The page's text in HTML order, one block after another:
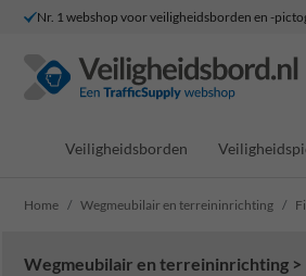
Nr. 1 webshop voor veiligheidsborden en -
Veiligheidsborden
Home Wegmeubilair en terreininrichting
Wegmeubilair en terreininrichting >